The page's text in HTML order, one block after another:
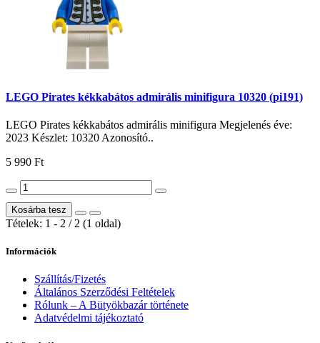
LEGO Pirates kékkabátos admirális minifigura 10320 (pi191)
LEGO Pirates kékkabátos admirális minifigura Megjelenés éve:
2023 Készlet: 10320 Azonosító..
5 990 Ft
Kosárba tesz
Tételek: 1 - 2 / 2 (1 oldal)
Információk
Szállítás/Fizetés
Általános Szerződési Feltételek
Rólunk – A Bütyökbazár története
Adatvédelmi tájékoztató